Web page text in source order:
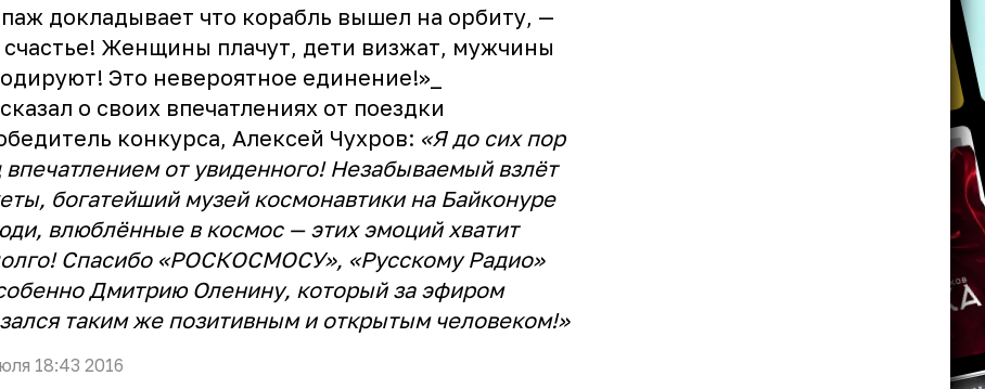
докладывает что корабль вышел на орбиту, —
счастье! Женщины плачут, дети визжат, мужчины
Это невероятное единение!»_
о своих впечатлениях от поездки
конкурса, Алексей Чухров: «Я до сих пор
впечатлением от увиденного! Незабываемый взлёт
богатейший музей космонавтики на Байконуре
влюблённые в космос — этих эмоций хватит
Спасибо «РОСКОСМОСУ», «Русскому Радио»
Дмитрию Оленину, который за эфиром
таким же позитивным и открытым человеком!»
18:43 2016